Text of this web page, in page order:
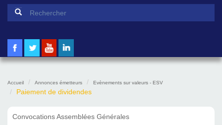
Formulaire de recherche
Accueil Annonces émetteurs Evènements sur valeurs - ESV
Paiement de dividendes
Convocations Assemblées Générales